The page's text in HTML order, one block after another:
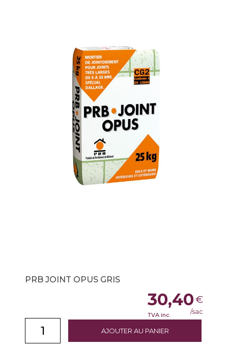
PRB JOINT OPUS GRIS
AJOUTER AU PANIER
30,40€
TVA inc. /sac